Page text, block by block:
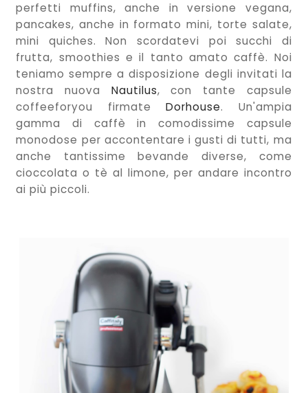
perfetti muffins, anche in versione vegana,
pancakes, anche in formato mini, torte salate,
mini quiches. Non scordatevi poi succhi di
frutta, smoothies e il tanto amato caffè. Noi
teniamo sempre a disposizione degli invitati la
nostra nuova Nautilus, con tante capsule
coffeeforyou firmateDorhouse. Un'ampia
gamma di caffè in comodissime capsule
monodose per accontentare i gusti di tutti, ma
anche tantissime bevande diverse, come
cioccolata o tè al limone, per andare incontro
ai più piccoli.